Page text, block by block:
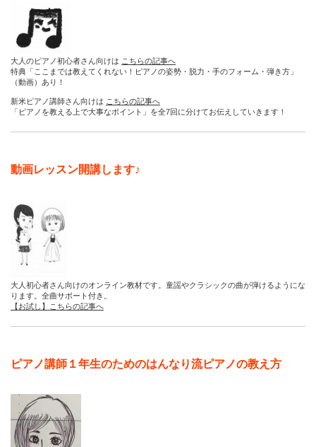
大人のピアノ初心者さん向けは こちらの記事へ
特典「ここまでは教えてくれない！ピアノの姿勢・脱力・手のフォーム・弾き方」
（動画）あり！
新米ピアノ講師さん向けは こちらの記事へ
「ピアノを教える上で大事なポイント」を全7回に分けてお伝えしていきます！
動画レッスン開講します♪
大人初心者さん向けのオンライン教材です。童謡やクラシックの曲が弾けるようにな
ります。全曲サポート付き。
【お試し】こちらの記事へ
ピアノ講師１年生のためのはんなり流ピアノの教え方